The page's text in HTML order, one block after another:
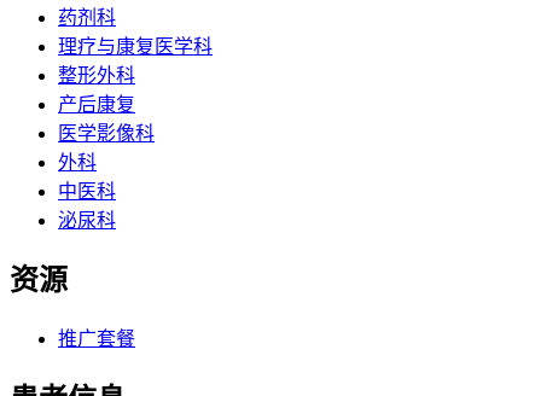
药剂科
理疗与康复医学科
整形外科
产后康复
医学影像科
外科
中医科
泌尿科
资源
推广套餐